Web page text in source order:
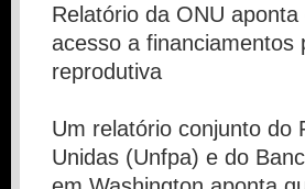
Relatório da ONU
acesso a financiamentos
reprodutiva
Um relatório conjunto do
Unidas (Unfpa) e do